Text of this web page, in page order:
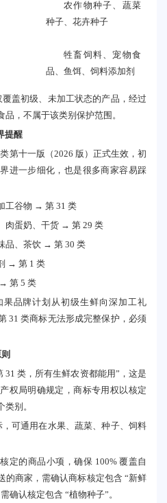
农作物种子、蔬菜
种子、花卉种子
牲畜饲料、宠物食
品、鱼饵、饲料添加剂
盖初级、未加工状态的产品，经过
，不属于该类别保护范围。
提醒
第十一版（2026 版）正式生效，初
进一步细化，也是很多商家容易踩
工谷物 → 第 31 类
肉蛋奶、干货 → 第 29 类
品、茶饮 → 第 30 类
→ 第 1 类
第 5 类
品牌计划从初级生鲜向深加工礼
31 类商标无法形成完整保护，必须
31 类，所有生鲜农资都能用”，这是
权局明确规定，商标专用权以核定
别。
可通用在水果、蔬菜、种子、饲料
定的商品小项，确保 100% 覆盖自
的商家，需确认商标核定包含 “新鲜
确认核定包含 “植物种子”。